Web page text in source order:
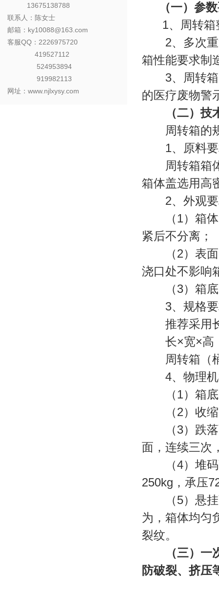
13675138788
联系人：陈女士
邮箱：ky10088@163.com
客服QQ：2226975720
419527112
524953894
919982113
网址：www.njlxysy.com
（一）参
1、周转箱
2、多次重
箱性能要求制
3、周转箱
的医疗废物警
（二）技
周转箱的规
1、原料要
周转箱箱体
箱体盖选用高
2、外观要
（1）箱体
紧后不分离；
（2）表面
浇口处不影响
（3）箱底
3、规格要
推荐采用长
长×宽×高（
周转箱（桶
4、物理机
（1）箱底
（2）收缩
（3）跌落
面，连续三次
（4）堆码
250kg，承压
（5）悬挂
为，箱体均匀
裂纹。
（三）
防破裂、挤压